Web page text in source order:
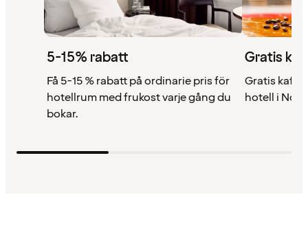
5-15% rabatt
Få 5-15 % rabatt på ordinarie pris för
hotellrum med frukost varje gång du
bokar.
Gratis
Gratis kaffe
hotell i